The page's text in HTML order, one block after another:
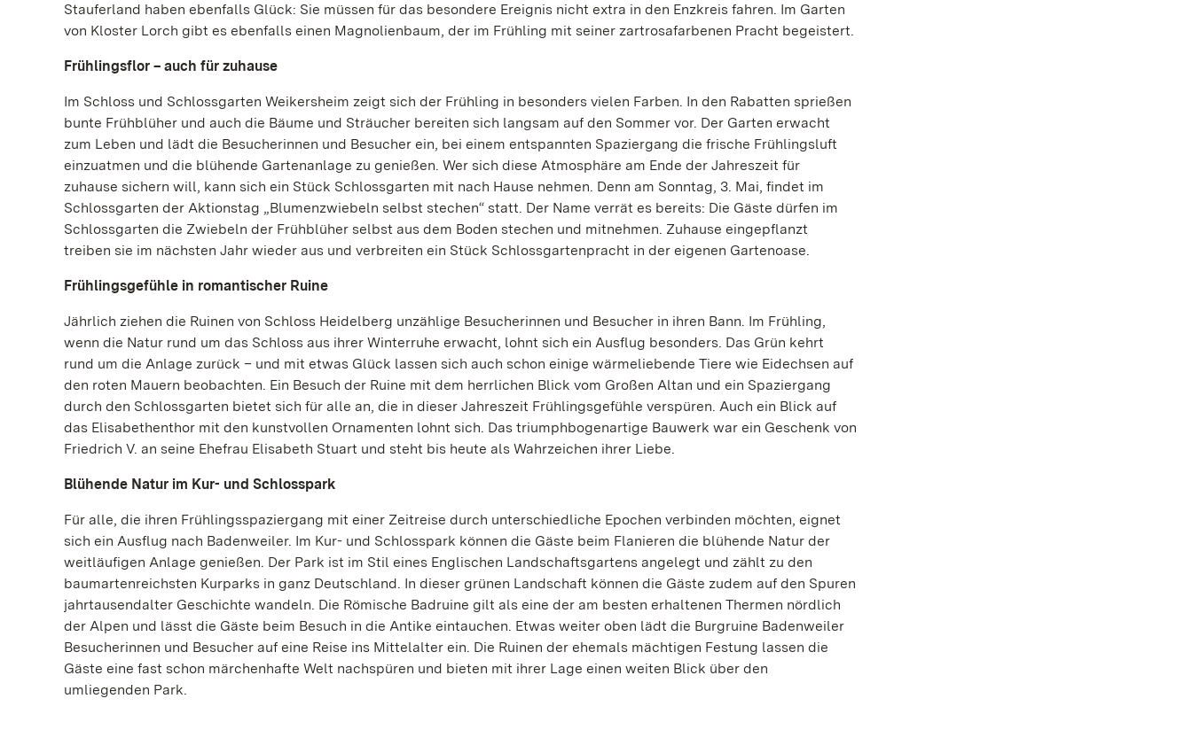
Stauferland haben ebenfalls Glück: Sie müssen für das besondere Ereignis nicht extra in den Enzkreis fahren. Im Garten
von Kloster Lorch gibt es ebenfalls einen Magnolienbaum, der im Frühling mit seiner zartrosafarbenen Pracht begeistert.
Frühlingsflor – auch für zuhause
Im Schloss und Schlossgarten Weikersheim zeigt sich der Frühling in besonders vielen Farben. In den Rabatten sprießen
bunte Frühblüher und auch die Bäume und Sträucher bereiten sich langsam auf den Sommer vor. Der Garten erwacht
zum Leben und lädt die Besucherinnen und Besucher ein, bei einem entspannten Spaziergang die frische Frühlingsluft
einzuatmen und die blühende Gartenanlage zu genießen. Wer sich diese Atmosphäre am Ende der Jahreszeit für
zuhause sichern will, kann sich ein Stück Schlossgarten mit nach Hause nehmen. Denn am Sonntag, 3. Mai, findet im
Schlossgarten der Aktionstag „Blumenzwiebeln selbst stechen“ statt. Der Name verrät es bereits: Die Gäste dürfen im
Schlossgarten die Zwiebeln der Frühblüher selbst aus dem Boden stechen und mitnehmen. Zuhause eingepflanzt
treiben sie im nächsten Jahr wieder aus und verbreiten ein Stück Schlossgartenpracht in der eigenen Gartenoase.
Frühlingsgefühle in romantischer Ruine
Jährlich ziehen die Ruinen von Schloss Heidelberg unzählige Besucherinnen und Besucher in ihren Bann. Im Frühling,
wenn die Natur rund um das Schloss aus ihrer Winterruhe erwacht, lohnt sich ein Ausflug besonders. Das Grün kehrt
rund um die Anlage zurück – und mit etwas Glück lassen sich auch schon einige wärmeliebende Tiere wie Eidechsen auf
den roten Mauern beobachten. Ein Besuch der Ruine mit dem herrlichen Blick vom Großen Altan und ein Spaziergang
durch den Schlossgarten bietet sich für alle an, die in dieser Jahreszeit Frühlingsgefühle verspüren. Auch ein Blick auf
das Elisabethenthor mit den kunstvollen Ornamenten lohnt sich. Das triumphbogenartige Bauwerk war ein Geschenk von
Friedrich V. an seine Ehefrau Elisabeth Stuart und steht bis heute als Wahrzeichen ihrer Liebe.
Blühende Natur im Kur- und Schlosspark
Für alle, die ihren Frühlingsspaziergang mit einer Zeitreise durch unterschiedliche Epochen verbinden möchten, eignet
sich ein Ausflug nach Badenweiler. Im Kur- und Schlosspark können die Gäste beim Flanieren die blühende Natur der
weitläufigen Anlage genießen. Der Park ist im Stil eines Englischen Landschaftsgartens angelegt und zählt zu den
baumartenreichsten Kurparks in ganz Deutschland. In dieser grünen Landschaft können die Gäste zudem auf den Spuren
jahrtausendalter Geschichte wandeln. Die Römische Badruine gilt als eine der am besten erhaltenen Thermen nördlich
der Alpen und lässt die Gäste beim Besuch in die Antike eintauchen. Etwas weiter oben lädt die Burgruine Badenweiler
Besucherinnen und Besucher auf eine Reise ins Mittelalter ein. Die Ruinen der ehemals mächtigen Festung lassen die
Gäste eine fast schon märchenhafte Welt nachspüren und bieten mit ihrer Lage einen weiten Blick über den
umliegenden Park.